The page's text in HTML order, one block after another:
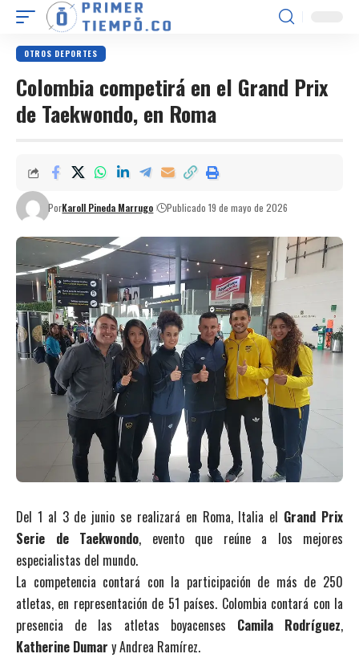
OTROS DEPORTES
Colombia competirá en el Grand Prix
de Taekwondo, en Roma
PorKaroll Pineda Marrugo Publicado 19 de mayo de 2026
Del 1 al 3 de junio se realizará en Roma, Italia el Grand Prix
Serie de Taekwondo, evento que reúne a los mejores
especialistas del mundo.
La competencia contará con la participación de más de 250
atletas, en representación de 51 países. Colombia contará con la
presencia de las atletas boyacenses Camila Rodríguez,
Katherine Dumar y Andrea Ramírez.